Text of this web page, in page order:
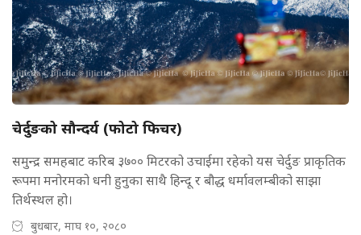
चेर्दुङको सौन्दर्य (फोटो फिचर)
समुन्द्र समहबाट करिब ३७०० मिटरको उचाईमा रहेको यस चेर्दुङ प्राकृतिक
रूपमा मनोरमको धनी हुनुका साथै हिन्दू र बौद्ध धर्मावलम्बीको साझा
तिर्थस्थल हो।
बुधबार, माघ १०, २०८०